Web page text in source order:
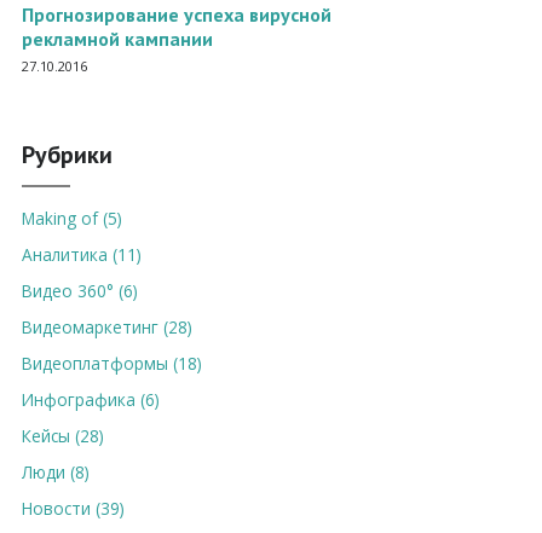
Прогнозирование успеха вирусной
рекламной кампании
27.10.2016
Рубрики
Making of (5)
Аналитика (11)
Видео 360° (6)
Видеомаркетинг (28)
Видеоплатформы (18)
Инфографика (6)
Кейсы (28)
Люди (8)
Новости (39)